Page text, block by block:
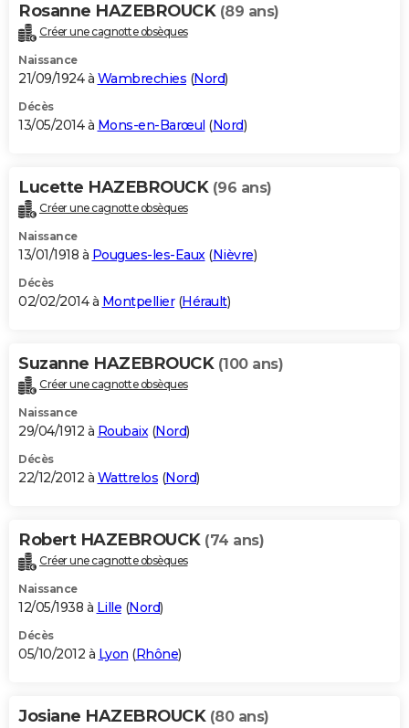
Rosanne HAZEBROUCK (89 ans)
Créer une cagnotte obsèques
Naissance
21/09/1924 à Wambrechies (Nord)
Décès
13/05/2014 à Mons-en-Barœul (Nord)
Lucette HAZEBROUCK (96 ans)
Créer une cagnotte obsèques
Naissance
13/01/1918 à Pougues-les-Eaux(Nièvre)
Décès
02/02/2014 à Montpellier(Hérault)
Suzanne HAZEBROUCK (100 ans)
Créer une cagnotte obsèques
Naissance
29/04/1912 à Roubaix(Nord)
Décès
22/12/2012 à Wattrelos (Nord)
Robert HAZEBROUCK (74 ans)
Créer une cagnotte obsèques
Naissance
12/05/1938 à Lille (Nord)
Décès
05/10/2012 à Lyon (Rhône)
Josiane HAZEBROUCK (80 ans)